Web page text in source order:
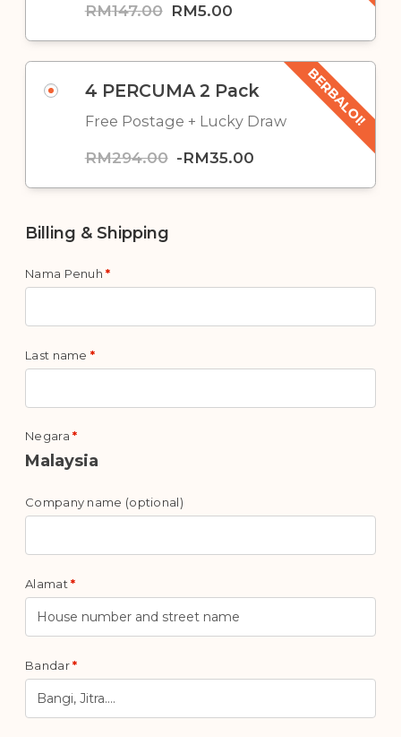
RM147.00 RM5.00
BERBALOI!
4 PERCUMA 2 Pack
Free Postage + Lucky Draw
RM294.00 -RM35.00
Billing & Shipping
Nama Penuh*
Last name *
Negara*
Malaysia
Company name (optional)
Alamat*
Bandar*